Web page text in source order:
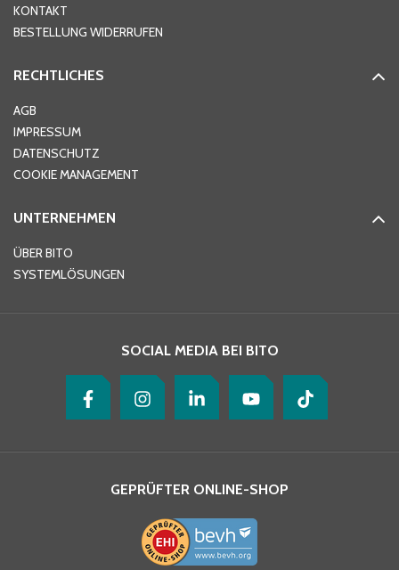
Ort*
Telefon
KONTAKT
BESTELLUNG WIDERRUFEN
RECHTLICHES
AGB
IMPRESSUM
DATENSCHUTZ
COOKIE MANAGEMENT
UNTERNEHMEN
ÜBER BITO
SYSTEMLÖSUNGEN
SOCIAL MEDIA BEI BITO
GEPRÜFTER ONLINE-SHOP